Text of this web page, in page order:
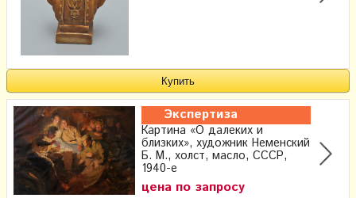
Экспертиза
Картина «О далеких и
близких», художник Неменский
Б. М., холст, масло, СССР,
1940-е
цена по запросу